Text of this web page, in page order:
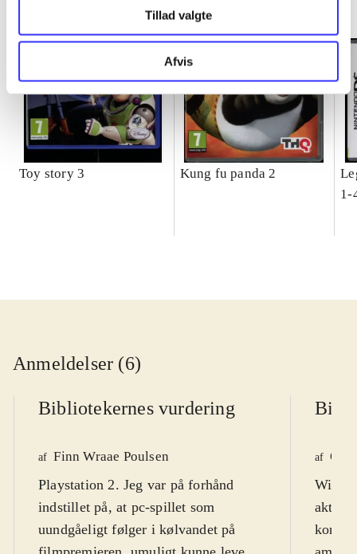
Tillad valgte
Afvis
Toy story 3 Kung fu panda 2
1-
Anmeldelser (6)
Bibliotekernes vurdering
af Finn Wraae Poulsen
Playstation 2. Jeg var på forhånd
indstillet på, at pc-spillet som
uundgåeligt følger i kølvandet på
af Ole
Wii.
aktuel
kort